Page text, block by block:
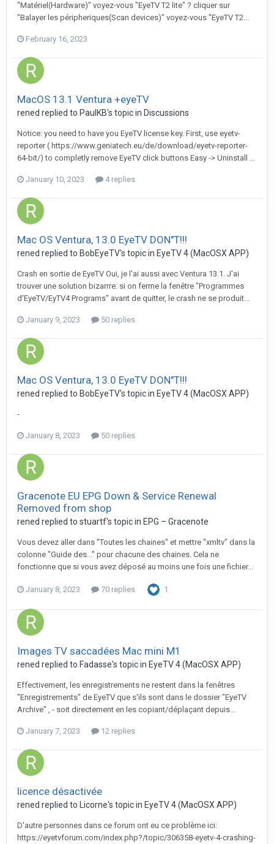
"Matériel(Hardware)" voyez-vous "EyeTV T2 lite" ? cliquer sur
"Balayer les péripheriques(Scan devices)" voyez-vous "EyeTV T2...
February 16, 2023
MacOS 13.1 Ventura +eyeTV
rened replied to PaulKB's topic in Discussions
Notice: you need to have you EyeTV license key. First, use eyetv-
reporter ( https://www.geniatech.eu/de/download/eyetv-reporter-
64-bit/) to completly remove EyeTV click buttons Easy -> Uninstall ...
January 10, 2023 4 replies
Mac OS Ventura, 13.0 EyeTV DON"T!!!
rened replied to BobEyeTV's topic in EyeTV 4 (MacOSX APP)
Crash en sortie de EyeTV Oui, je l'ai aussi avec Ventura 13.1. J'ai
trouver une solution bizarrre: si on ferme la fenêtre "Programmes
d'EyeTV/EyTV4 Programs" avant de quitter, le crash ne se produit...
January 9, 2023 50 replies
Mac OS Ventura, 13.0 EyeTV DON"T!!!
rened replied to BobEyeTV's topic in EyeTV 4 (MacOSX APP)
-
January 8, 2023 50 replies
Gracenote EU EPG Down & Service Renewal
Removed from shop
rened replied to stuartf's topic in EPG – Gracenote
Vous devez aller dans "Toutes les chaines" et mettre "xmltv" dans la
colonne "Guide des..." pour chacune des chaines. Cela ne
fonctionne que si vous avez déposé au moins une fois une fichier...
January 8, 2023 70 replies 1
Images TV saccadées Mac mini M1
rened replied to Fadasse's topic in EyeTV 4 (MacOSX APP)
Effectivement, les enregistrements ne restent dans la fenêtres
"Enregistrements" de EyeTV que s'ils sont dans le dossier "EyeTV
Archive" , - soit directement en les copiant/déplaçant depuis...
January 7, 2023 12 replies
licence désactivée
rened replied to Licorne's topic in EyeTV 4 (MacOSX APP)
D'autre personnes dans ce forum ont eu ce problème ici:
https://eyetvforum.com/index.php?/topic/306358-eyetv-4-crashing-